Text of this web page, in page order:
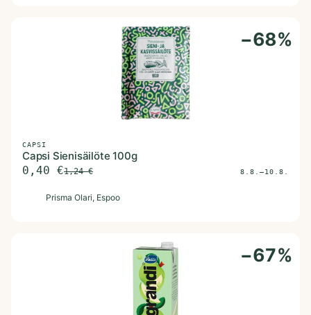
−68%
CAPSI
Capsi Sienisäilöte 100g
0,40 €1,24€ 8.8.–10.8.
Prisma Olari, Espoo
−67%